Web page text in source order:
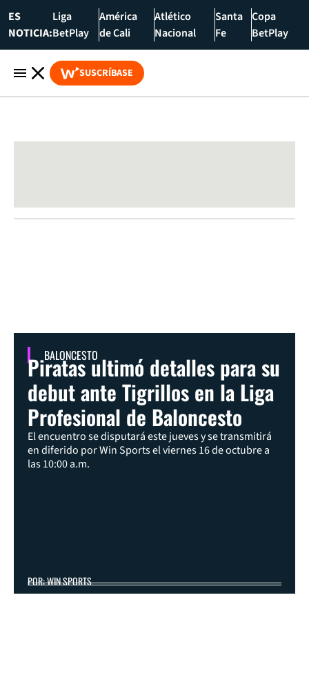
ES
NOTICIA:
Liga
BetPlay
América
de Cali
Atlético
Nacional
Santa
Fe
Copa
BetPlay
SUSCRÍBASE
BALONCESTO
Piratas ultimó detalles para su
debut ante Tigrillos en la Liga
Profesional de Baloncesto
El encuentro se disputará este jueves y se transmitirá
en diferido por Win Sports el viernes 16 de octubre a
las 10:00 a.m.
POR: WIN SPORTS